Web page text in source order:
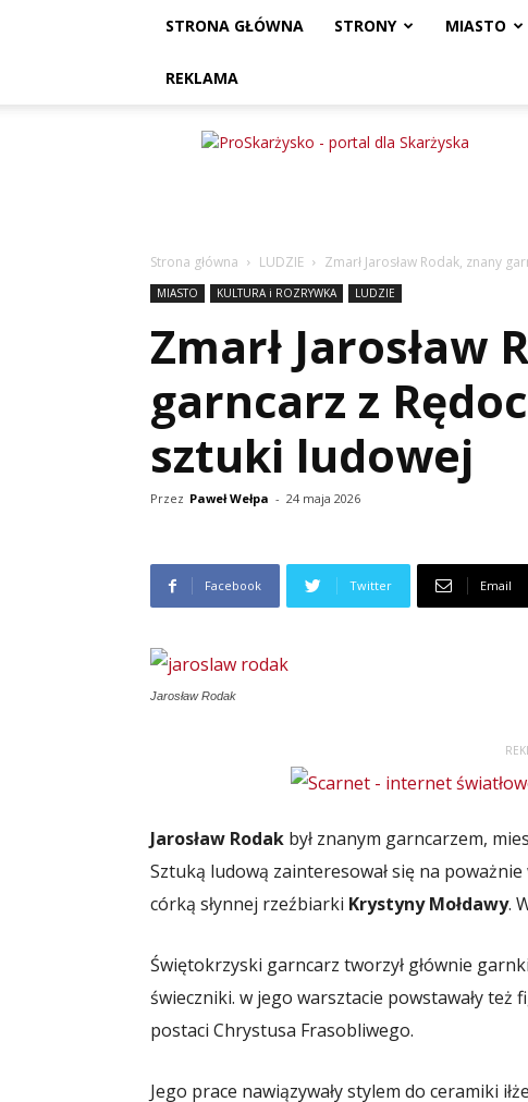
STRONA GŁÓWNA STRONY MIASTO
REKLAMA
ProSkarżysko
Strona główna LUDZIE Zmarł Jarosław Rodak, znany
MIASTO KULTURA i ROZRYWKA LUDZIE
Zmarł Jarosław
garncarz z
sztuki ludowej
Przez Paweł Wełpa - 24 maja 2026
Facebook Twitter Email
Jarosław Rodak
Jarosław Rodak był znanym garncarzem,
Sztuką ludową zainteresował się na
córką słynnej rzeźbiarki Krystyny Mołdawy.
Świętokrzyski garncarz tworzył głównie
świeczniki. w jego warsztacie powstawały też
postaci Chrystusa Frasobliwego.
Jego prace nawiązywały stylem do ceramiki